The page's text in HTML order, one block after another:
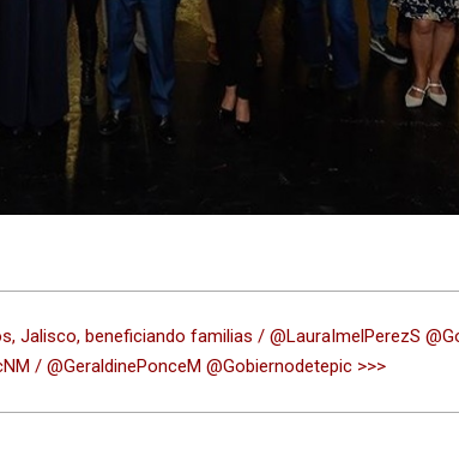
Jalisco, beneficiando familias / @LauraImelPerezS
/ @GeraldinePonceM @Gobiernodetepic >>>